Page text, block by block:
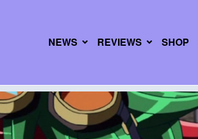
NEWS REVIEWS SHOP